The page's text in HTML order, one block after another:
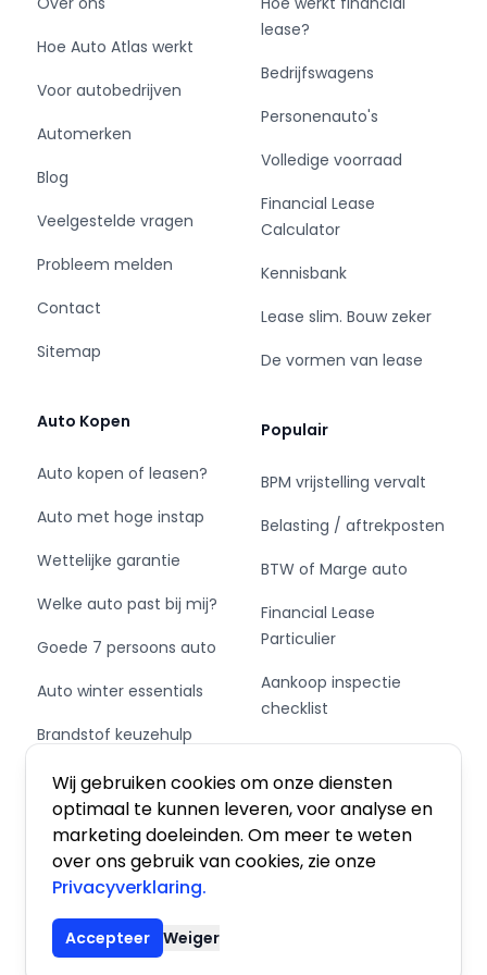
Wij gebruiken cookies om onze diensten
optimaal te kunnen leveren, voor analyse en
marketing doeleinden. Om meer te weten
over ons gebruik van cookies, zie onze
Privacyverklaring.
Accepteer Weiger
De BMW X5 xDrive45e High Executive
combineert krachtige prestaties,
geavanceerde plug-in hybride technologie en
ongeëvenaard comfort in een premium SUV
van topklasse. Uitgevoerd in het stijlvolle
Carbon Black Metallic en voorzien van
exclusieve BMW Individual Merino lederen
bekleding in Schwarz biedt deze X5 een
reiscomfort en indrukwekkende veelzijdigheid.
Dankzij de krachtige combinatie van een 3.0
liter zescilinder benzinemotor en elektromotor,
standaard luchtvering en uitgebreide High
✅ BMW Individual uitgebreide Merino lederen
bekleding Schwarz
✅ BMW Individual met leder bekleed
dashboard
geheugenfunctie
✅ Verwarmbare voor- en achterstoelen
✅ Verwarmbaar stuurwiel
✅ 4-zone automatische klimaatregeling
✅ Elektrisch panoramisch glazen dak
✅ Akoestisch isolerend glas
✅ Sfeerverlichting interieur
✅ Zwarte hemelbekleding (M Sport)
✅ Uitzonderlijk stille cabine dankzij
hoogwaardige geluidsisolatie
⭐ Aandrijflijn & prestaties
✔ 3.0 liter 6-cilinder-in-lijn turbobenzinemotor
Hoe Auto Atlas werkt
Voor autobedrijven
Automerken
Blog
Veelgestelde vragen
Probleem melden
Contact
Sitemap
Auto Kopen
Auto kopen of leasen?
Auto met hoge instap
Wettelijke garantie
Welke auto past bij mij?
Goede 7 persoons auto
Auto winter essentials
Brandstof keuzehulp
Schakel of automaat?
lease?
Bedrijfswagens
Personenauto's
Volledige voorraad
Financial Lease
Calculator
Kennisbank
Lease slim. Bouw zeker
De vormen van lease
Populair
BPM vrijstelling vervalt
Belasting / aftrekposten
BTW of Marge auto
Financial Lease
Particulier
Aankoop inspectie
checklist
Private Leasen,
Financieren of Kopen?
© 2026 De Auto Atlas, Inc. Alle rechten voorbehouden.